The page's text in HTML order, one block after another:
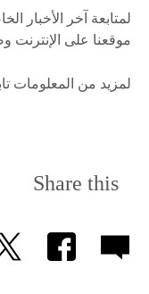
لمتابعة آخر الأخبار
موقعنا على الإنترنت
لمزيد من المعلومات
Share this